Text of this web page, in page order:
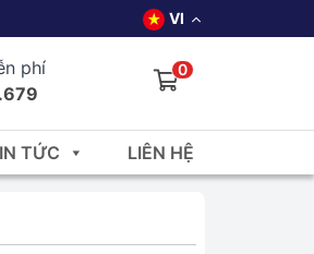
VI
phí
0
TỨC LIÊN HỆ